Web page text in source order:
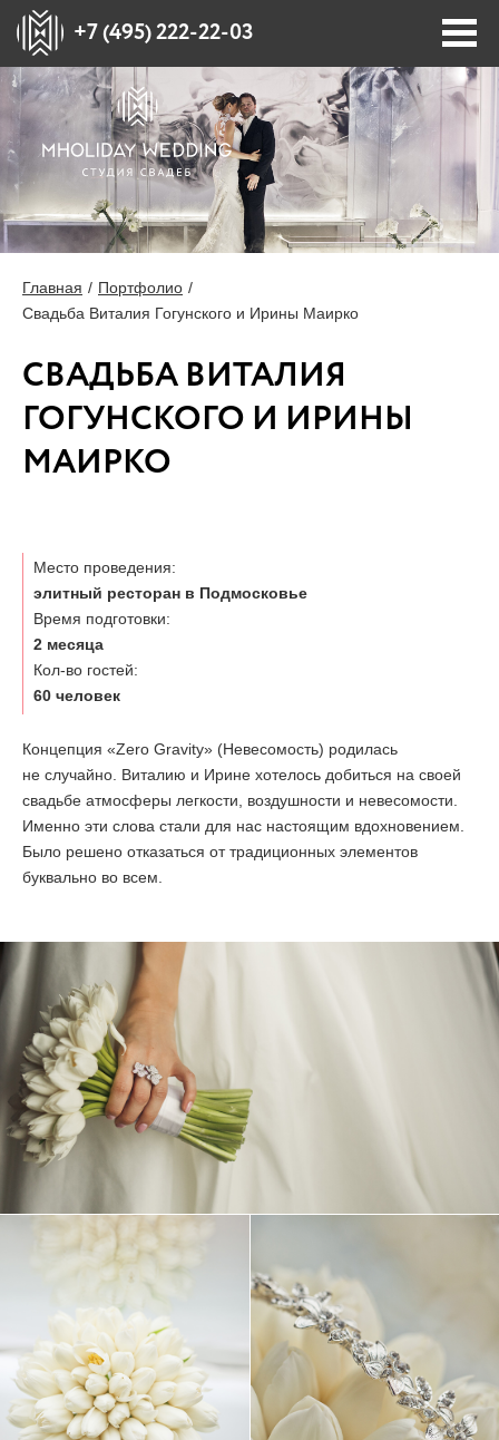
+7 (495) 222-22-03
ПОРТФОЛИО
ПЛОЩАДКИ
СТОИМОСТЬ
БЛОГ
О НАС
Главная
Портфолио
Свадьба Виталия Гогунского и Ирины Маирко
СВАДЬБА ВИТАЛИЯ
ГОГУНСКОГО И ИРИНЫ
МАИРКО
Место проведения:
элитный ресторан в Подмосковье
Время подготовки:
2 месяца
Кол-во гостей:
60 человек
Концепция «Zero Gravity» (Невесомость) родилась
не случайно. Виталию и Ирине хотелось добиться на своей
свадьбе атмосферы легкости, воздушности и невесомости.
Именно эти слова стали для нас настоящим вдохновением.
Было решено отказаться от традиционных элементов
буквально во всем.